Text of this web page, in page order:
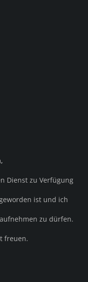
Dienst zu Verfügung
ist und ich
zu dürfen.
freuen.